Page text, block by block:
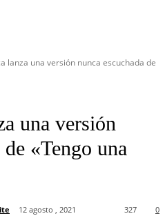
lanza una versión nunca escuchada de
una versión
«Tengo una
12 agosto , 2021 0
327